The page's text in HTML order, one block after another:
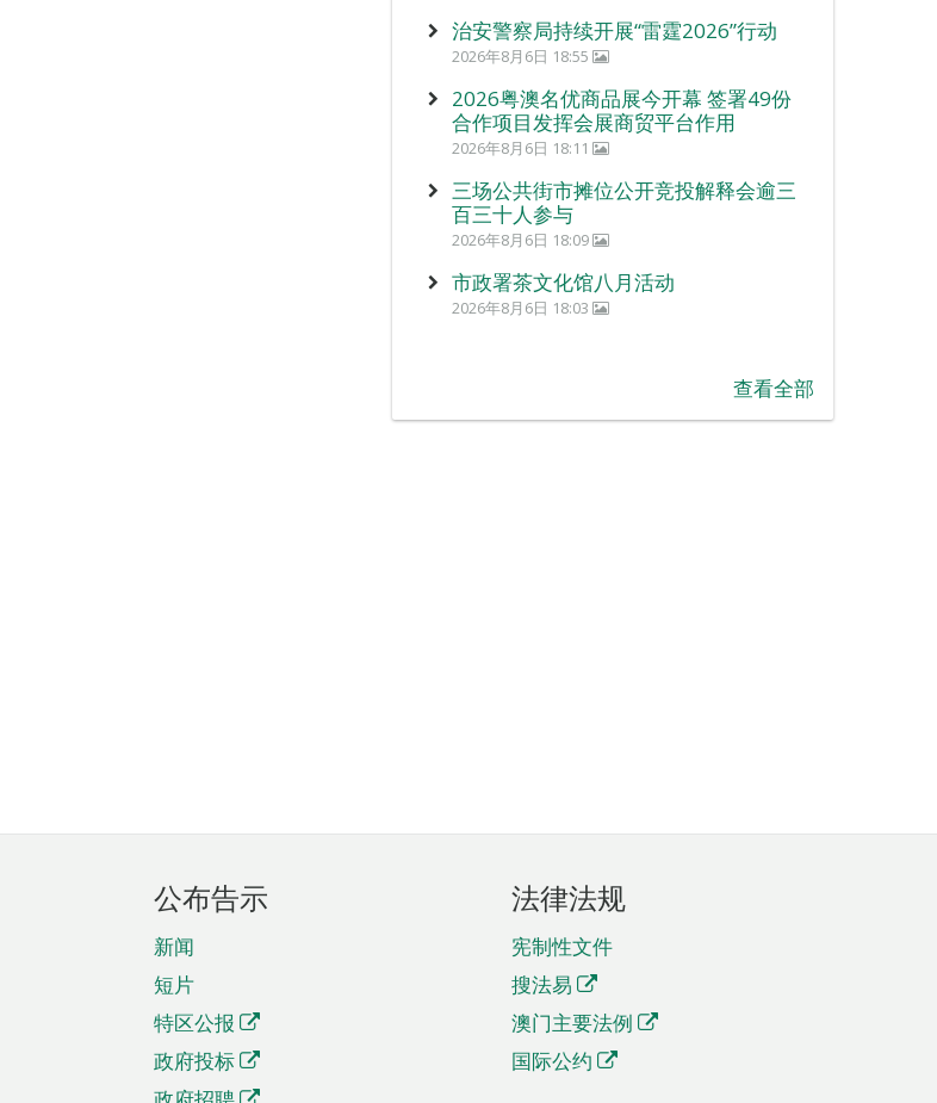
治安警察局持续开展“雷霆2026”行动
2026年8月6日 18:55
2026粤澳名优商品展今开幕 签署49份
合作项目发挥会展商贸平台作用
2026年8月6日 18:11
三场公共街市摊位公开竞投解释会逾三
百三十人参与
2026年8月6日 18:09
市政署茶文化馆八月活动
2026年8月6日 18:03
查看全部
公布告示
新闻
短片
特区公报
政府投标
法律法规
宪制性文件
搜法易
澳门主要法例
国际公约